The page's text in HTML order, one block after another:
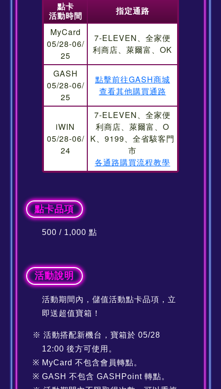
點卡
活動時間
指定通路
MyCard
05/28-06/
25
7-ELEVEN、全家便
利商店、萊爾富、OK
GASH
05/28-06/
25
點擊前往GASH商城
查看其他購買通路
iWIN
05/28-06/
24
7-ELEVEN、全家便
利商店、萊爾富、O
K、9199、全省駭客門
市
各通路購買流程教學
點卡品項
500 / 1,000 點
活動說明
活動期間內，儲值活動點卡品項，立
即送超值寶箱！
活動搭配新機台，寶箱於 05/28
12:00 後方可使用。
MyCard 不包含會員轉點。
GASH 不包含 GASHPoint 轉點。